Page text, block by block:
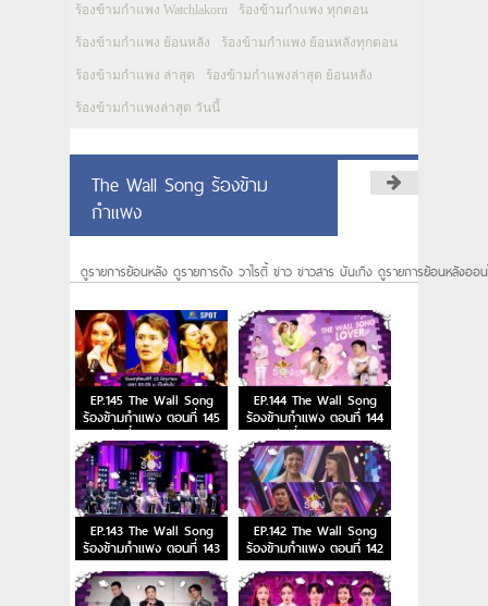
ร้องข้ามกำแพง Watchlakorn ร้องข้ามกำแพง ทุกตอน
ร้องข้ามกำแพง ย้อนหลัง ร้องข้ามกำแพง ย้อนหลังทุกตอน
ร้องข้ามกำแพง ล่าสุด ร้องข้ามกำแพงล่าสุด ย้อนหลัง
ร้องข้ามกำแพงล่าสุด วันนี้
The Wall Song ร้องข้าม
กำแพง
ดูรายการย้อนหลัง ดูรายการดัง วาไรตี้ ข่าว ข่าวสาร บันเทิง ดูรายการย้อนหลังออ
EP.145 The Wall Song
ร้องข้ามกำแพง ตอนที่ 145
วันที่ 15 มิ.ย. 66
EP.144 The Wall Song
ร้องข้ามกำแพง ตอนที่ 144
วันที่ 8 มิ.ย. 66
EP.143 The Wall Song
ร้องข้ามกำแพง ตอนที่ 143
EP.142 The Wall Song
ร้องข้ามกำแพง ตอนที่ 142